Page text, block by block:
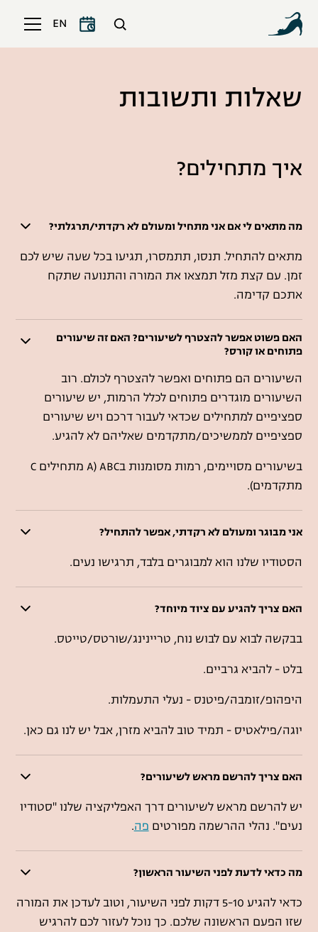
EN
שאלות ותשובות
איך מתחילים?
מה מתאים לי אם אני מתחיל ומעולם לא רקדתי/תרגלתי?
מתאים להתחיל. תנסו, תתמסרו, תגיעו בכל שעה שיש לכם
זמן. עם קצת מזל תמצאו את המורה והתנועה שתקח
אתכם קדימה.
האם פשוט אפשר להצטרף לשיעורים? האם זה שיעורים
פתוחים או קורס?
השיעורים הם פתוחים ואפשר להצטרף לכולם. רוב
השיעורים מוגדרים פתוחים לכלל הרמות, יש שיעורים
ספציפיים למתחילים שכדאי לעבור דרכם ויש שיעורים
ספציפיים לממשיכים/מתקדמים שאליהם לא להגיע.
בשיעורים מסויימים, רמות מסומנות בABC (A מתחילים C
מתקדמים).
אני מבוגר ומעולם לא רקדתי, אפשר להתחיל?
הסטודיו שלנו הוא למבוגרים בלבד, תרגישו נעים.
האם צריך להגיע עם ציוד מיוחד?
בבקשה לבוא עם לבוש נוח, טריינינג/שורטס/טייטס.
בלט - להביא גרביים.
היפהופ/זומבה/פיטנס - נעלי התעמלות.
יוגה/פילאטיס - תמיד טוב להביא מזרן, אבל יש לנו גם כאן.
האם צריך להרשם מראש לשיעורים?
יש להרשם מראש לשיעורים דרך האפליקציה שלנו "סטודיו
נעים". נהלי ההרשמה מפורטיםפה.
מה כדאי לדעת לפני השיעור הראשון?
כדאי להגיע 5-10 דקות לפני השיעור, וטוב לעדכן את המורה
שזו הפעם הראשונה שלכם. כך נוכל לעזור לכם להרגיש